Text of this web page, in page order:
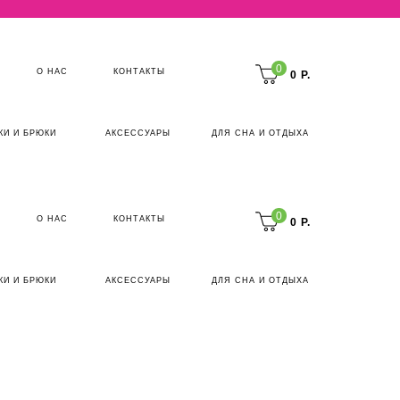
О НАС КОНТАКТЫ
И БРЮКИ АКСЕССУАРЫ ДЛЯ СНА И ОТДЫХА
0 0 Р.
О НАС КОНТАКТЫ
И БРЮКИ АКСЕССУАРЫ ДЛЯ СНА И ОТДЫХА
0 0 Р.